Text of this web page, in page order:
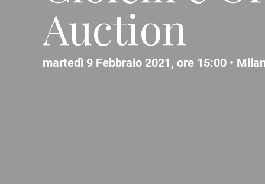
Auction
martedì 9 Febbraio 2021, ore 15:00 •